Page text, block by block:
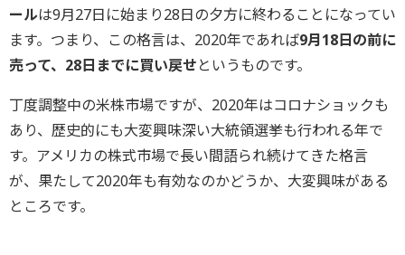
ールは9月27日に始まり28日の夕方に終わることになってい
ます。つまり、この格言は、2020年であれば9月18日の前に
売って、28日までに買い戻せというものです。
丁度調整中の米株市場ですが、2020年はコロナショックも
あり、歴史的にも大変興味深い大統領選挙も行われる年で
す。アメリカの株式市場で長い間語られ続けてきた格言
が、果たして2020年も有効なのかどうか、大変興味がある
ところです。